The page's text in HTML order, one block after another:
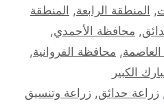
, المنطقة الرابعة, المنطقة
, محافظة الأحمدي,
, محافظة الفروانية,
الكبير
زراعة حدائق,زراعة وتنسيق